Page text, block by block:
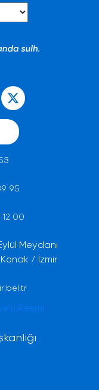
95
00
Meydanı
/ İzmir